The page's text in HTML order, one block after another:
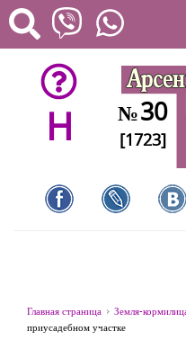
H №30
[1723]
Главная страница Земля-
приусадебном участке